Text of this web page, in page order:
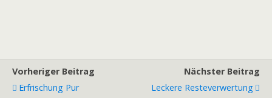
Vorheriger Beitrag
Erfrischung Pur
Nächster Beitrag
Leckere Resteverwertung